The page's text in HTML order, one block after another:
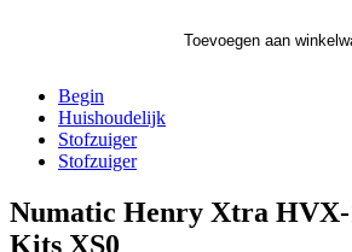
Toevoegen aan
Begin
Huishoudelijk
Stofzuiger
Stofzuiger
Numatic Henry Xtra HVX-
Kits XS0